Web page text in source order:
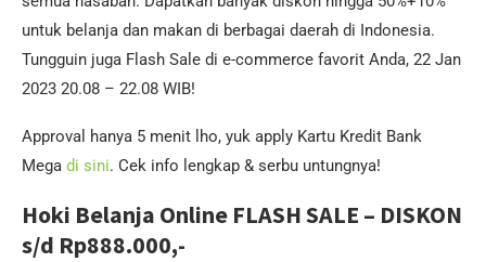
untuk belanja dan makan di berbagai daerah di Indonesia.
Tungguin juga Flash Sale di e-commerce favorit Anda, 22 Jan
2023 20.08 – 22.08 WIB!
Approval hanya 5 menit lho, yuk apply Kartu Kredit Bank
Mega di sini. Cek info lengkap & serbu untungnya!
Hoki Belanja Online FLASH SALE – DISKON
s/d Rp888.000,-